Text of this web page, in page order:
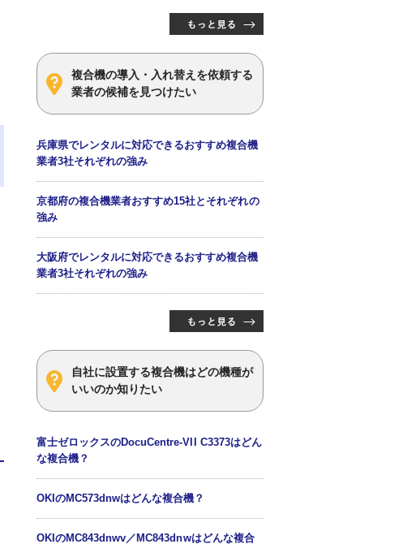
複合機の導入・入れ替えを依頼する
業者の候補を見つけたい
兵庫県でレンタルに対応できるおすすめ複合機
業者3社それぞれの強み
京都府の複合機業者おすすめ15社とそれぞれの
強み
大阪府でレンタルに対応できるおすすめ複合機
業者3社それぞれの強み
自社に設置する複合機はどの機種が
いいのか知りたい
富士ゼロックスのDocuCentre-VII C3373はどん
な複合機？
OKIのMC573dnwはどんな複合機？
OKIのMC843dnwv／MC843dnwはどんな複合